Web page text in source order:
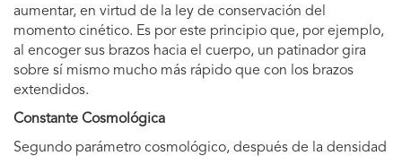
aumentar, en virtud de la ley de conservación del
momento cinético. Es por este principio que, por ejemplo,
al encoger sus brazos hacia el cuerpo, un patinador gira
sobre sí mismo mucho más rápido que con los brazos
extendidos.
Constante Cosmológica
Segundo parámetro cosmológico, después de la densidad